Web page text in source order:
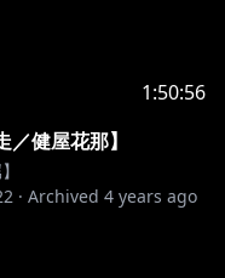
1:50:56
健屋花那】
· Archived 4 years ago